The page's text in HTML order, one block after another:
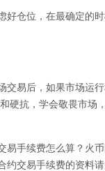
好仓位，在最确定的
交易后，如果市场运
硬抗，学会敬畏市场
易手续费怎么算？火
约交易手续费的资料请